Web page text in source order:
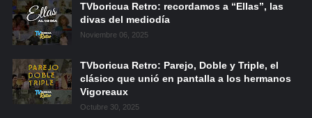
TVboricua Retro: recordamos a “Ellas”, las
divas del mediodía
Noviembre 06, 2025
TVboricua Retro: Parejo, Doble y Triple, el
clásico que unió en pantalla a los hermanos
Vigoreaux
Octubre 30, 2025